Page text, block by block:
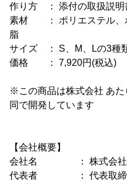
作り方 ： 添付の取扱説明
素材 ： ポリエステル、
脂
サイズ ： S、M、Lの3種
価格 ： 7,920円(税込)
※この商品は株式会社 あ
同で開発しています
【会社概要】
会社名 ： 株式会社
代表者 ： 代表取締役